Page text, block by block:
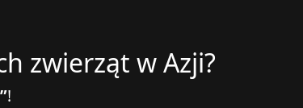
zwierząt w Azji?
!